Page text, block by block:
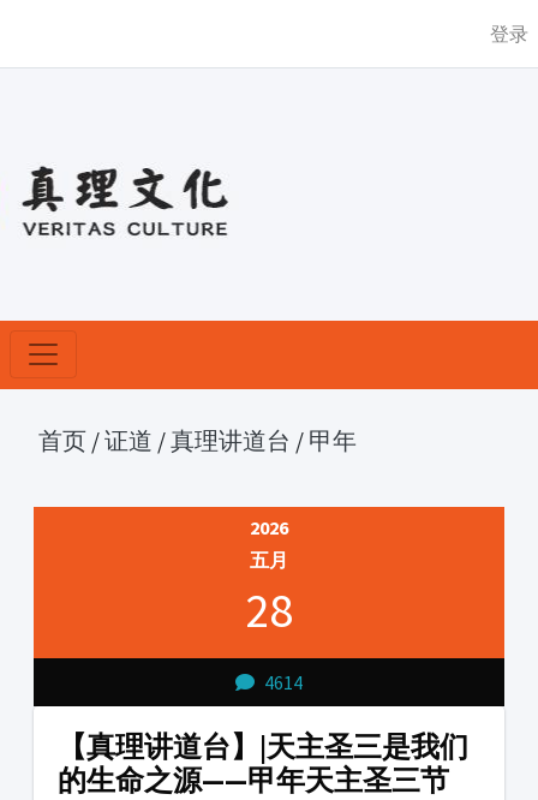
登录
首页 /证道 /真理讲道台 / 甲年
2026
五月
28
4614
【真理讲道台】|天主圣三是我们
的生命之源——甲年天主圣三节